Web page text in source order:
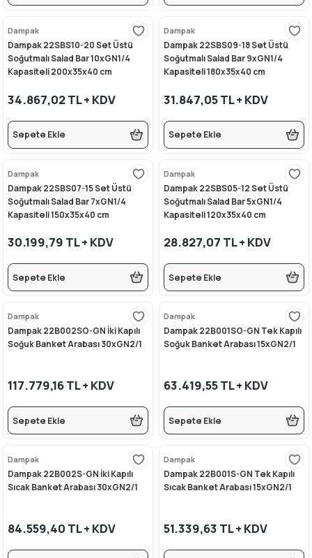
Dampak
Dampak 22SBS10-20 Set Üstü
Soğutmalı Salad Bar 10xGN1/4
Kapasiteli 200x35x40 cm
34.867,02 TL + KDV
Sepete Ekle
Dampak
Dampak 22SBS09-18 Set Üstü
Soğutmalı Salad Bar 9xGN1/4
Kapasiteli 180x35x40 cm
31.847,05 TL + KDV
Sepete Ekle
Dampak
Dampak 22SBS07-15 Set Üstü
Soğutmalı Salad Bar 7xGN1/4
Kapasiteli 150x35x40 cm
30.199,79 TL + KDV
Sepete Ekle
Dampak
Dampak 22SBS05-12 Set Üstü
Soğutmalı Salad Bar 5xGN1/4
Kapasiteli 120x35x40 cm
28.827,07 TL + KDV
Sepete Ekle
Dampak
Dampak 22B002SO-GN İki Kapılı
Soğuk Banket Arabası 30xGN2/1
117.779,16 TL + KDV
Sepete Ekle
Dampak
Dampak 22B001SO-GN Tek Kapılı
Soğuk Banket Arabası 15xGN2/1
63.419,55 TL + KDV
Sepete Ekle
Dampak
Dampak 22B002S-GN İki Kapılı
Sıcak Banket Arabası 30xGN2/1
84.559,40 TL + KDV
Dampak
Dampak 22B001S-GN Tek Kapılı
Sıcak Banket Arabası 15xGN2/1
51.339,63 TL + KDV